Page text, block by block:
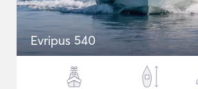
Evripus 540